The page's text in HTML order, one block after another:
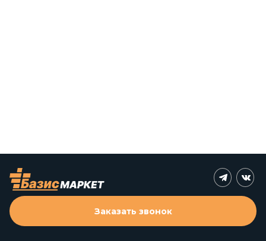
Заказать звонок